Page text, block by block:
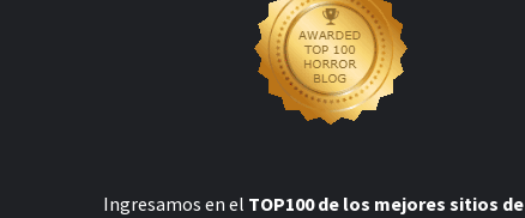
Ingresamos en el TOP100 de los mejores sitios de